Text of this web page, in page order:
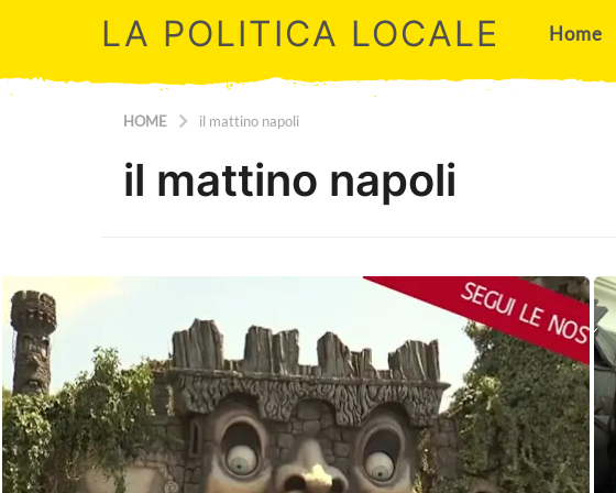
LA POLITICA LOCALE Home
HOME il mattino napoli
il mattino napoli